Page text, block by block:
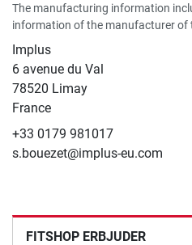
The manufacturing information
information of the manufacturer of
Implus
6 avenue du Val
78520 Limay
France
+33 0179 981017
s.bouezet@implus-eu.com
FITSHOP ERBJUDER